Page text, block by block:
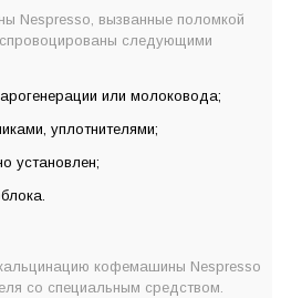
Nespresso, вызванные поломкой
спровоцированы следующими
или молоковода;
уплотнителями;
установлен;
кофемашины Nespresso
со специальным средством.